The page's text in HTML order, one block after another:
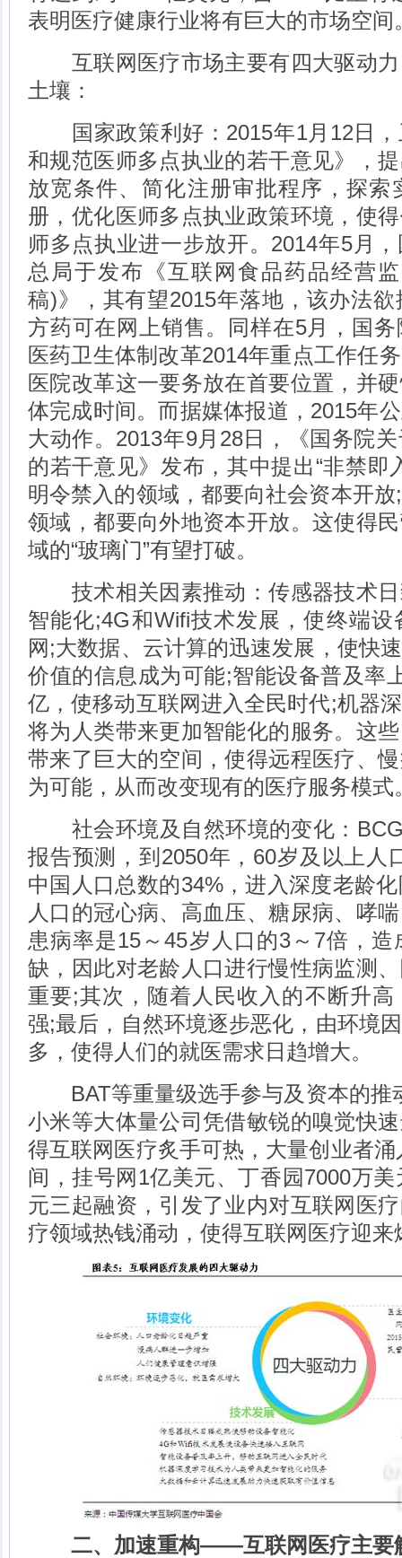
表明医疗健康行业将有巨大的市场空间
互联网医疗市场主要有四大驱动力
土壤：
国家政策利好：2015年1月12日，
和规范医师多点执业的若干意见》，
放宽条件、简化注册审批程序，探索
册，优化医师多点执业政策环境，使
师多点执业进一步放开。2014年5月
总局于发布《互联网食品药品经营
稿)》，其有望2015年落地，该办法
方药可在网上销售。同样在5月，国
医药卫生体制改革2014年重点工作任
医院改革这一要务放在首要位置，并
体完成时间。而据媒体报道，2015年
大动作。2013年9月28日，《国务院
的若干意见》发布，其中提出“非禁即
明令禁入的领域，都要向社会资本开
领域，都要向外地资本开放。这使得
域的“玻璃门”有望打破。
技术相关因素推动：传感器技术日
智能化;4G和Wifi技术发展，使终端
网;大数据、云计算的迅速发展，使快
价值的信息成为可能;智能设备普及率
亿，使移动互联网进入全民时代;机器
将为人类带来更加智能化的服务。这
带来了巨大的空间，使得远程医疗、
为可能，从而改变现有的医疗服务模式
社会环境及自然环境的变化：BCG
报告预测，到2050年，60岁及以上人
中国人口总数的34%，进入深度老龄
人口的冠心病、高血压、糖尿病、哮
患病率是15～45岁人口的3～7倍，
缺，因此对老龄人口进行慢性病监测
重要;其次，随着人民收入的不断升
强;最后，自然环境逐步恶化，由环境
多，使得人们的就医需求日趋增大。
BAT等重量级选手参与及资本的推
小米等大体量公司凭借敏锐的嗅觉快
得互联网医疗炙手可热，大量创业者
间，挂号网1亿美元、丁香园7000万
元三起融资，引发了业内对互联网医
疗领域热钱涌动，使得互联网医疗迎来
二、加速重构——互联网医疗主要